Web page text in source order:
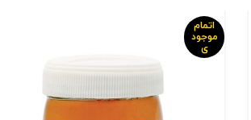
اتمام
موجود
ی